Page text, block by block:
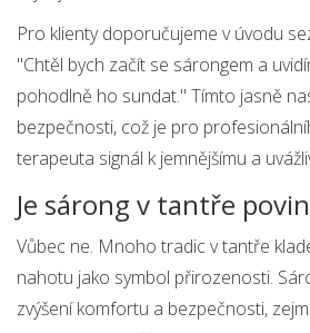
Pro klienty doporučujeme v úvodu
"Chtěl bych začít se sárongem a
pohodlně ho sundat." Tímto jasně
bezpečnosti, což je pro
terapeuta signál k jemnějšímu a
Je sárong v tantře
Vůbec ne. Mnoho tradic v tantře
nahotu jako symbol přirozenosti.
zvýšení komfortu a bezpečnosti,